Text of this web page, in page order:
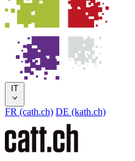
IT
FR (cath.ch) DE (kath.ch)